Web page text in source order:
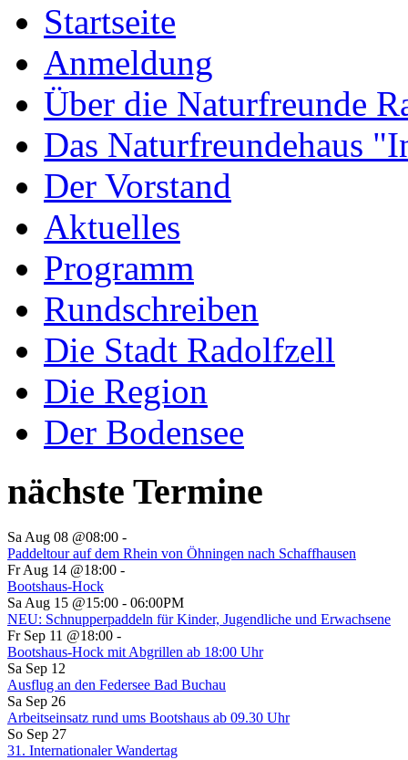
Startseite
Anmeldung
Über die Naturfreunde
Das Naturfreundehaus
Der Vorstand
Aktuelles
Programm
Rundschreiben
Die Stadt Radolfzell
Die Region
Der Bodensee
nächste Termine
Sa Aug 08 @08:00 -
Paddeltour auf dem Rhein von Öhningen nach Schaffhausen
Fr Aug 14 @18:00 -
Bootshaus-Hock
Sa Aug 15 @15:00 - 06:00PM
NEU: Schnupperpaddeln für Kinder, Jugendliche und Erwachsene
Fr Sep 11 @18:00 -
Bootshaus-Hock mit Abgrillen ab 18:00 Uhr
Sa Sep 12
Ausflug an den Federsee Bad Buchau
Sa Sep 26
Arbeitseinsatz rund ums Bootshaus ab 09.30 Uhr
So Sep 27
31. Internationaler Wandertag